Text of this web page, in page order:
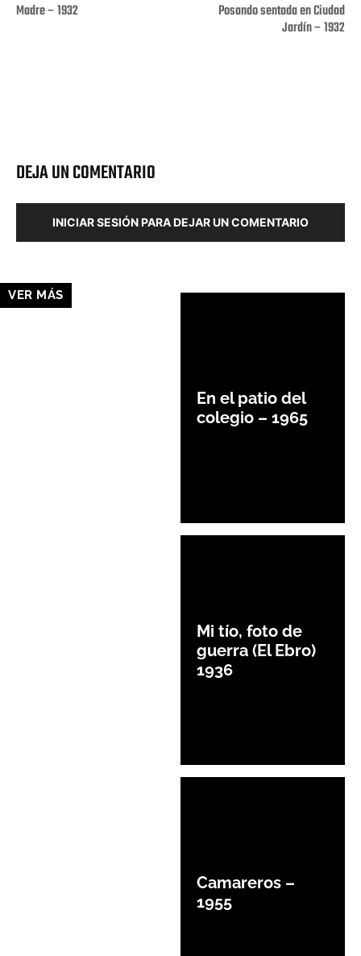
Madre – 1932
Posando sentada en Ciudad
Jardín – 1932
DEJA UN COMENTARIO
INICIAR SESIÓN PARA DEJAR UN COMENTARIO
VER MÁS
En el patio del
colegio – 1965
Mi tío, foto de
guerra (El Ebro)
1936
Camareros –
1955